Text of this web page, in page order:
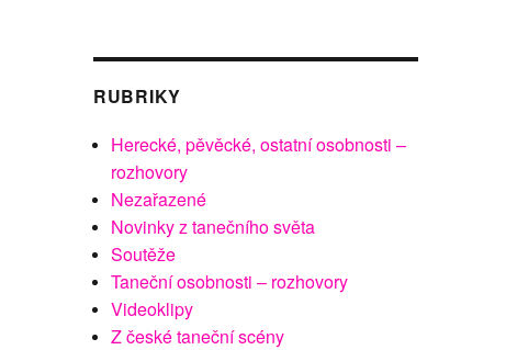
RUBRIKY
Herecké, pěvěcké, ostatní osobnosti –
rozhovory
Nezařazené
Novinky z tanečního světa
Soutěže
Taneční osobnosti – rozhovory
Videoklipy
Z české taneční scény